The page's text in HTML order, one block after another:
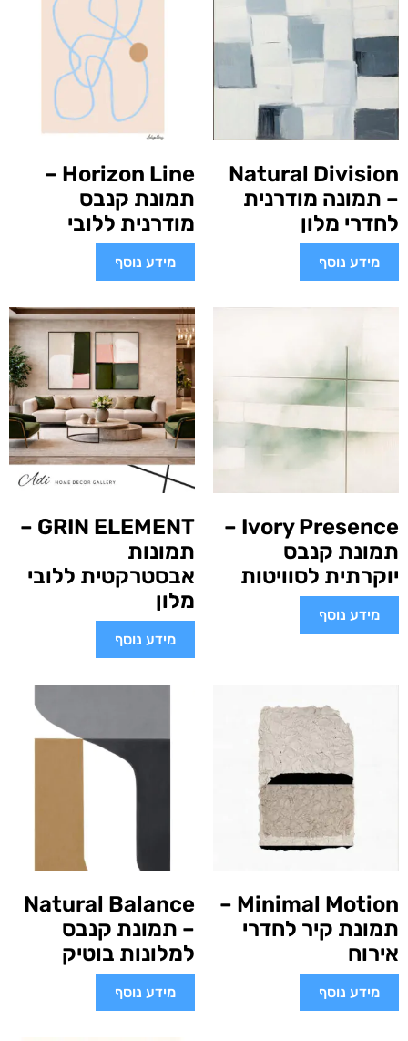
Natural Division
– תמונה מודרנית
לחדרי מלון
מידע נוסף
Horizon Line –
תמונת קנבס
מודרנית ללובי
מידע נוסף
Ivory Presence –
תמונת קנבס
יוקרתית לסוויטות
מידע נוסף
GRIN ELEMENT –
תמונות
אבסטרקטית ללובי
מלון
מידע נוסף
Minimal Motion –
תמונת קיר לחדרי
אירוח
מידע נוסף
Natural Balance
– תמונת קנבס
למלונות בוטיק
מידע נוסף